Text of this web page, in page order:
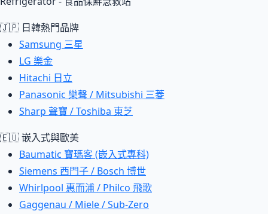
🇯🇵 日韓熱門品牌
Samsung 三星
LG 樂金
Hitachi 日立
Panasonic 樂聲 / Mitsubishi 三菱
Sharp 聲寶 / Toshiba 東芝
🇪🇺 嵌入式與歐美
Baumatic 寶瑪客 (嵌入式專科)
Siemens 西門子 / Bosch 博世
Whirlpool 惠而浦 / Philco 飛歌
Gaggenau / Miele / Sub-Zero